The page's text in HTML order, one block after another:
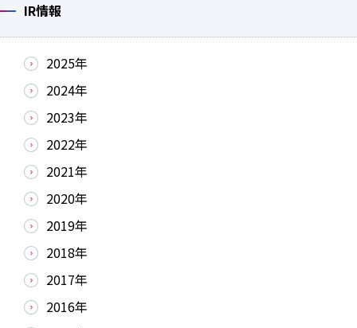
IR情報
2025年
2024年
2023年
2022年
2021年
2020年
2019年
2018年
2017年
2016年